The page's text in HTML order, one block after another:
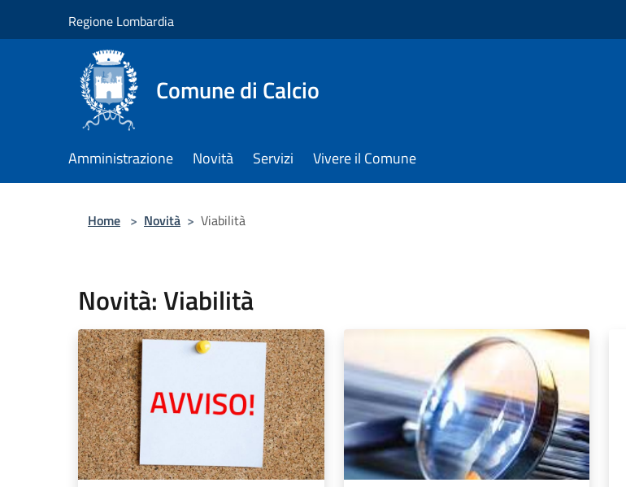
Regione Lombardia
Comune di Calcio
Amministrazione Novità Servizi Vivere il Comune
Home > Novità > Viabilità
Novità: Viabilità